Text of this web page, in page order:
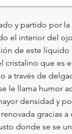
y partido por
el interior del
de este
cristalino que
a través de
le llama
densidad y
gracias
donde se se